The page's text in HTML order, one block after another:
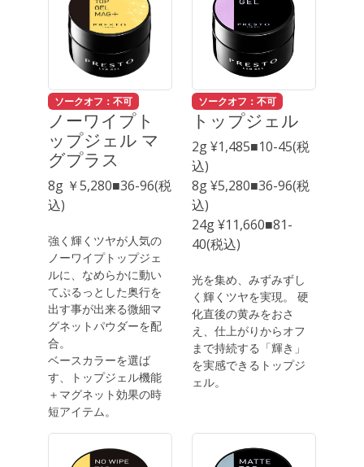
ソークオフ：不可
ノーワイプト
ップジェル マ
グプラス
8g ￥5,280■36-96(税
込)
強く輝くツヤが人気の
ノーワイプトップジェ
ルに、なめらかに動い
てぷるっとした奥行を
出す事が出来る微細マ
グネットパウダーを配
合。
ベースカラーを選ば
す、トップジェル機能
＋マグネット効果の時
短アイテム。
ソークオフ：不可
トップジェル
2g ¥1,485■10-45(税
込)
8g ¥5,280■36-96(税
込)
24g ¥11,660■81-
40(税込)
光を集め、みずみずし
く輝くツヤを実現。 硬
化直後の黄みをおさ
え、仕上がりからオフ
まで持続する「輝き」
を実感できるトップジ
ェル。